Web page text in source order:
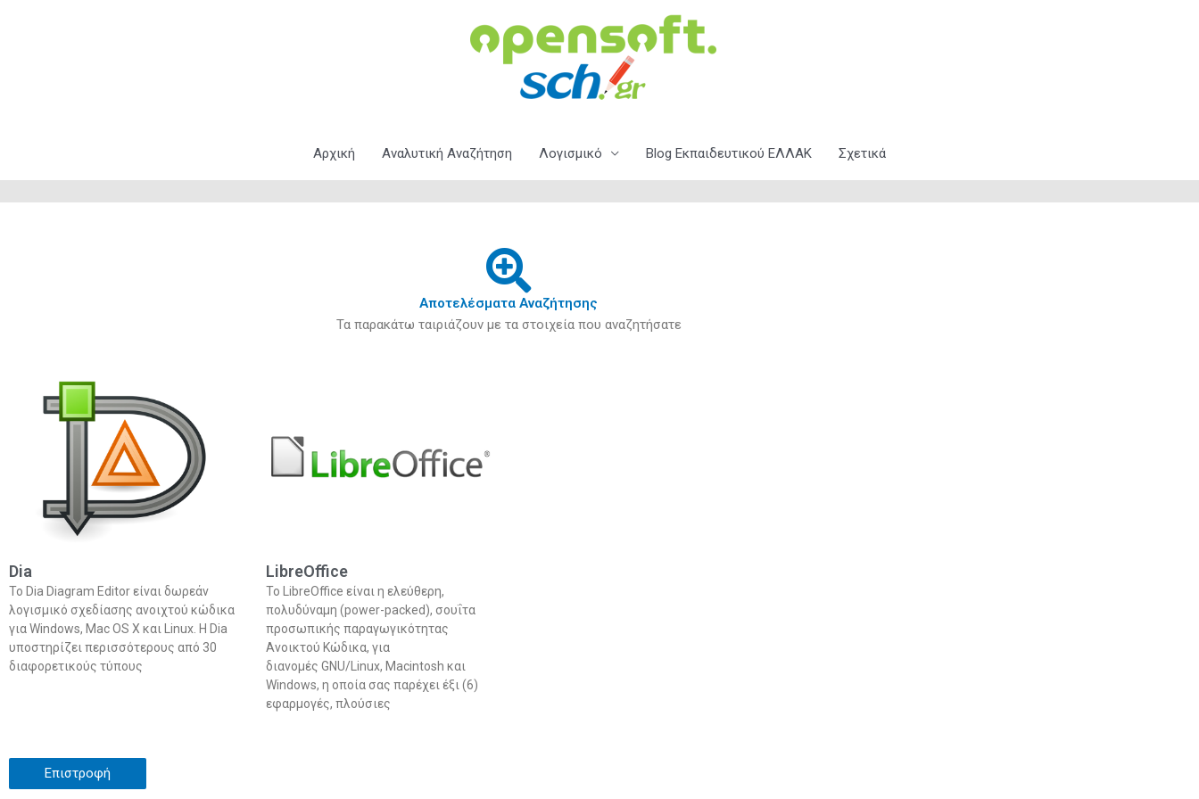
Αρχική Αναλυτική Αναζήτηση Λογισμικό Blog Εκπαιδευτικού ΕΛΛΑΚ​ Σχετικά
Αποτελέσματα Αναζήτησης
Τα παρακάτω ταιριάζουν με τα στοιχεία που αναζητήσατε
Dia
Το Dia Diagram Editor είναι δωρεάν
λογισμικό σχεδίασης ανοιχτού κώδικα
για Windows, Mac OS X και Linux. Η Dia
υποστηρίζει περισσότερους από 30
διαφορετικούς τύπους
LibreOffice
To LibreOffice είναι η ελεύθερη,
πολυδύναμη (power-packed), σουΐτα
προσωπικής παραγωγικότητας
Ανοικτού Κώδικα, για
διανομές GNU/Linux, Macintosh και
Windows, η οποία σας παρέχει έξι (6)
εφαρμογές, πλούσιες
Επιστροφή